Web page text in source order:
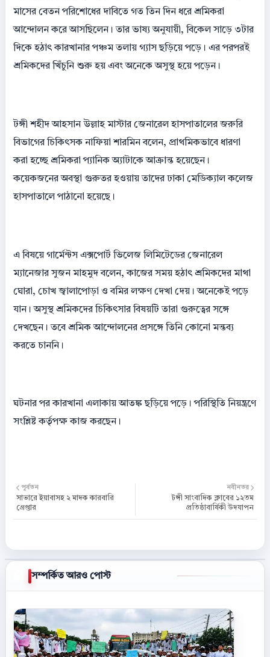
মাসের বেতন পরিশোধের দাবিতে গত তিন দিন ধরে শ্রমিকরা
আন্দোলন করে আসছিলেন। তার ভাষ্য অনুযায়ী, বিকেল সাড়ে ৩টার
দিকে হঠাৎ কারখানার পঞ্চম তলায় গ্যাস ছড়িয়ে পড়ে। এর পরপরই
শ্রমিকদের খিঁচুনি শুরু হয় এবং অনেকে অসুস্থ হয়ে পড়েন।
টঙ্গী শহীদ আহসান উল্লাহ মাস্টার জেনারেল হাসপাতালের জরুরি
বিভাগের চিকিৎসক নাফিয়া শারমিন বলেন, প্রাথমিকভাবে ধারণা
করা হচ্ছে শ্রমিকরা প্যানিক অ্যাটাকে আক্রান্ত হয়েছেন।
কয়েকজনের অবস্থা গুরুতর হওয়ায় তাদের ঢাকা মেডিক্যাল কলেজ
হাসপাতালে পাঠানো হয়েছে।
এ বিষয়ে গার্মেন্টস এক্সপোর্ট ভিলেজ লিমিটেডের জেনারেল
ম্যানেজার সুজন মাহমুদ বলেন, কাজের সময় হঠাৎ শ্রমিকদের মাথা
ঘোরা, চোখ জ্বালাপোড়া ও বমির লক্ষণ দেখা দেয়। অনেকেই পড়ে
যান। অসুস্থ শ্রমিকদের চিকিৎসার বিষয়টি তারা গুরুত্বের সঙ্গে
দেখছেন। তবে শ্রমিক আন্দোলনের প্রসঙ্গে তিনি কোনো মন্তব্য
করতে চাননি।
ঘটনার পর কারখানা এলাকায় আতঙ্ক ছড়িয়ে পড়ে। পরিস্থিতি নিয়ন্ত্রণে
সংশ্লিষ্ট কর্তৃপক্ষ কাজ করছেন।
নবীনতর
টঙ্গী সাংবাদিক ক্লাবের ১২তম
প্রতিষ্ঠাবার্ষিকী উদযাপন
পূর্বতন
সাভারে ইয়াবাসহ ২ মাদক কারবারি
গ্রেপ্তার
সম্পর্কিত আরও পোস্ট